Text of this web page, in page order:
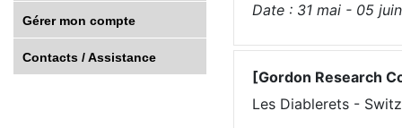
Gérer mon compte
Contacts / Assistance
Date : 31 mai - 05 juin
[Gordon Research
Les Diablerets -